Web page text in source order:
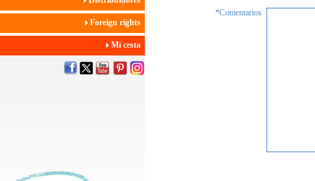
Foreign rights
Mi cesta
*Comentarios